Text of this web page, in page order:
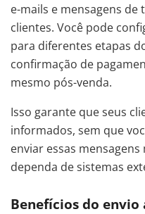
e-mails e mensagens
clientes. Você pode
para diferentes etapas
confirmação de
mesmo pós-venda.
Isso garante que seus
informados, sem que
enviar essas
dependa de sistemas
Benefícios do